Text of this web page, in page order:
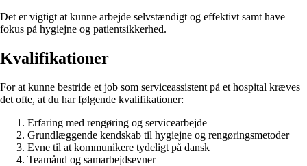
Det er vigtigt at kunne arbejde selvstændigt og effektivt samt have
fokus på hygiejne og patientsikkerhed.
Kvalifikationer
For at kunne bestride et job som serviceassistent på et hospital kræves
det ofte, at du har følgende kvalifikationer:
Erfaring med rengøring og servicearbejde
Grundlæggende kendskab til hygiejne og rengøringsmetoder
Evne til at kommunikere tydeligt på dansk
Teamånd og samarbejdsevner